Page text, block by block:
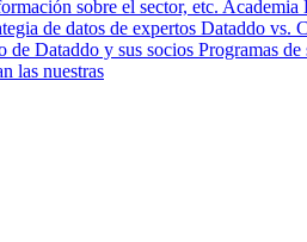
sobre el sector, etc. Academia
de datos de expertos Dataddo vs.
de Dataddo y sus socios Programas de
las nuestras